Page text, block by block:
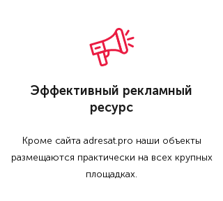
Эффективный рекламный
ресурс
Кроме сайта adresat.pro наши объекты
размещаются практически на всех крупных
площадках.